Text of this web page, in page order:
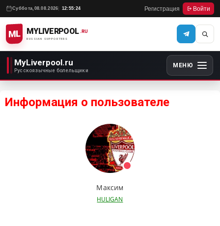
Суббота, 08.08.2026 12:55:24 Регистрация Войти
ML MYLIVERPOOL
RUSSIAN SUPPORTERS
.RU
MyLiverpool.ru
Русскоязычные болельщики
МЕНЮ
Информация о пользователе
Максим
HULIGAN